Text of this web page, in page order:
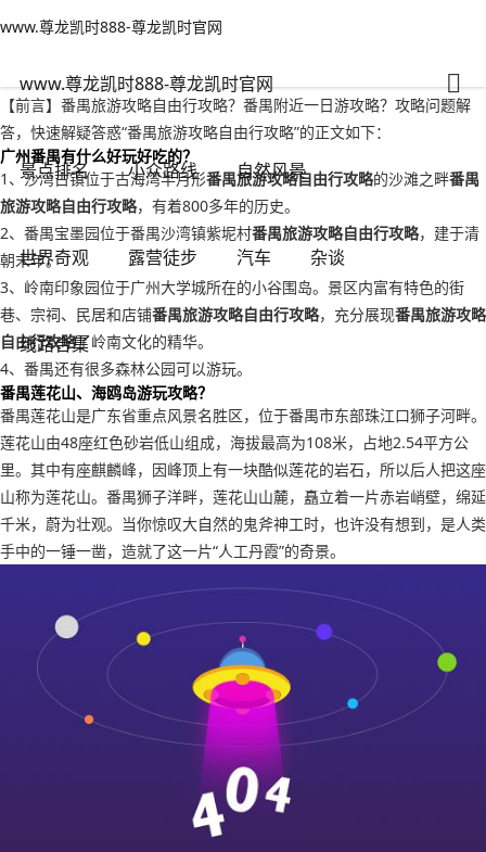
www.尊龙凯时888-尊龙凯时官网
www.尊龙凯时888-尊龙凯时官网
景点排名 小众路线 自然风景
世界奇观 露营徒步 汽车 杂谈
线路合集
www.尊龙凯时888-尊龙凯时官网
番禺旅游攻略自由行攻略？番禺附近一日游攻略-www.尊龙凯时888
【前言】番禺旅游攻略自由行攻略？番禺附近一日游攻略？攻略问题解
答，快速解疑答惑“番禺旅游攻略自由行攻略”的正文如下：
广州番禺有什么好玩好吃的？
1、沙湾古镇位于古海湾半月形番禺旅游攻略自由行攻略的沙滩之畔番禺
旅游攻略自由行攻略，有着800多年的历史。
2、番禺宝墨园位于番禺沙湾镇紫坭村番禺旅游攻略自由行攻略，建于清
朝末年。
3、岭南印象园位于广州大学城所在的小谷围岛。景区内富有特色的街
巷、宗祠、民居和店铺番禺旅游攻略自由行攻略，充分展现番禺旅游攻略
自由行攻略了岭南文化的精华。
4、番禺还有很多森林公园可以游玩。
番禺莲花山、海鸥岛游玩攻略？
番禺莲花山是广东省重点风景名胜区，位于番禺市东部珠江口狮子河畔。
莲花山由48座红色砂岩低山组成，海拔最高为108米，占地2.54平方公
里。其中有座麒麟峰，因峰顶上有一块酷似莲花的岩石，所以后人把这座
山称为莲花山。番禺狮子洋畔，莲花山山麓，矗立着一片赤岩峭壁，绵延
千米，蔚为壮观。当你惊叹大自然的鬼斧神工时，也许没有想到，是人类
手中的一锤一凿，造就了这一片“人工丹霞”的奇景。